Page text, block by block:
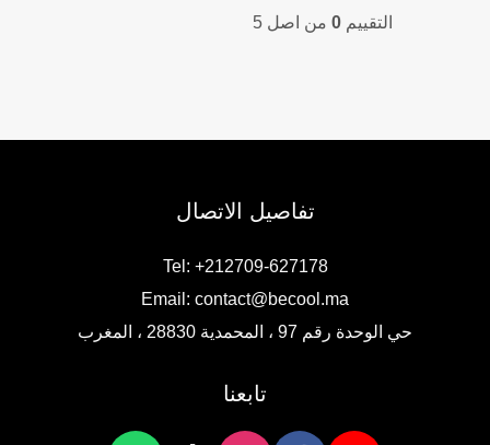
was:
is:
التقييم 0من اصل 5
تفاصيل الاتصال
Tel: +212709-627178
Email: contact@becool.ma
حي الوحدة رقم 97 ، المحمدية 28830 ، المغرب
تابعنا